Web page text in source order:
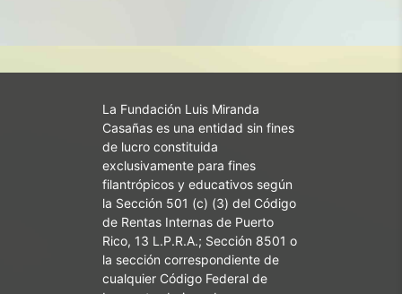
La Fundación Luis Miranda
Casañas es una entidad sin fines
de lucro constituida
exclusivamente para fines
filantrópicos y educativos según
la Sección 501 (c) (3) del Código
de Rentas Internas de Puerto
Rico, 13 L.P.R.A.; Sección 8501 o
la sección correspondiente de
cualquier Código Federal de